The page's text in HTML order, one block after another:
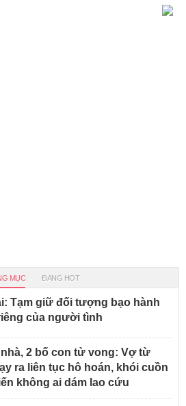
MỤC ĐANG HOT
Tạm giữ đối tượng bạo hành
của người tình
2 bố con tử vong: Vợ từ
ra liên tục hô hoán, khói cuồn
không ai dám lao cứu